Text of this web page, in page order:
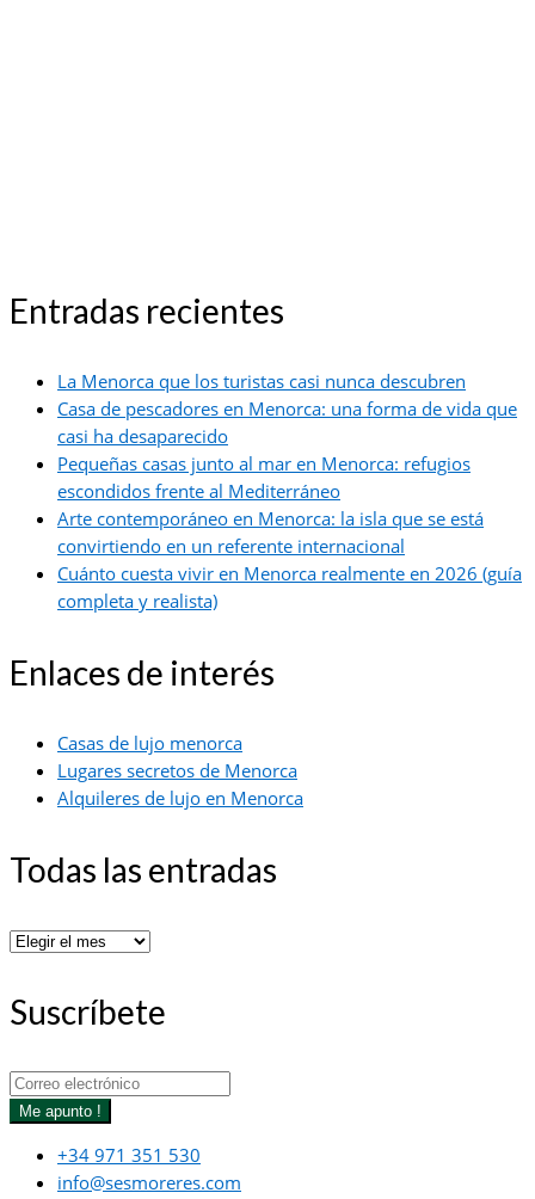
Entradas recientes
La Menorca que los turistas casi nunca descubren
Casa de pescadores en Menorca: una forma de vida que
casi ha desaparecido
Pequeñas casas junto al mar en Menorca: refugios
escondidos frente al Mediterráneo
Arte contemporáneo en Menorca: la isla que se está
convirtiendo en un referente internacional
Cuánto cuesta vivir en Menorca realmente en 2026 (guía
completa y realista)
Enlaces de interés
Casas de lujo menorca
Lugares secretos de Menorca
Alquileres de lujo en Menorca
Todas las entradas
Todas
entradas
Suscríbete
Me apunto !
+34 971 351 530
info@sesmoreres.com